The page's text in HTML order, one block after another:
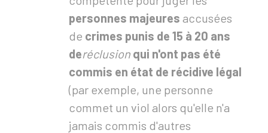
personnes majeures accusées
de crimes punis de 15 à 20 ans
deréclusion qui n'ont pas été
commis en état de récidive légal
(par exemple, une personne
commet un viol alors qu'elle n'a
jamais commis d'autres